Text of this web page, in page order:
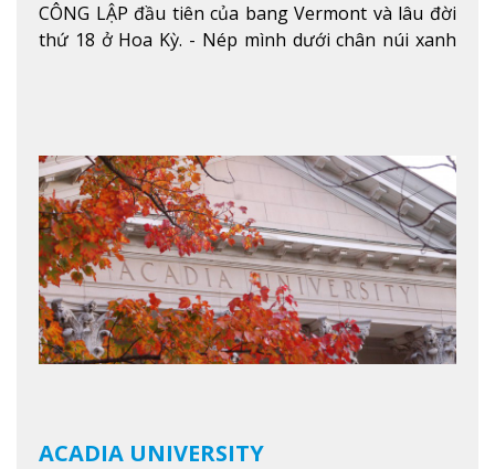
CÔNG LẬP đầu tiên của bang Vermont và lâu đời
thứ 18 ở Hoa Kỳ. - Nép mình dưới chân núi xanh
tuyết của trường, sinh viên có thể thưởng thức vẻ
đẹp tự nhiên của Vermont từ mọi góc trong
khuôn viên trường.Xem thêm
ACADIA UNIVERSITY